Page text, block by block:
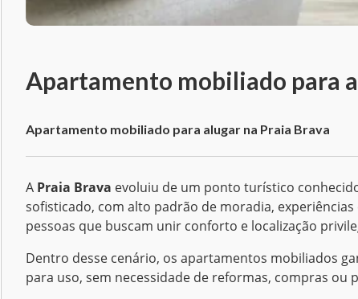
Apartamento mobiliado para
Apartamento mobiliado para alugar na Praia Brava
A Praia Brava evoluiu de um ponto turístico
sofisticado, com alto padrão de moradia,
pessoas que buscam unir conforto e localização
Dentro desse cenário, os apartamentos mobiliados
para uso, sem necessidade de reformas, compras ou